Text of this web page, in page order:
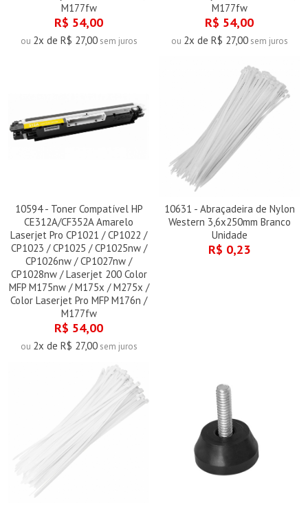
M177fw
R$ 54,00
ou 2x de R$ 27,00sem juros
M177fw
R$ 54,00
ou 2x de R$ 27,00sem juros
10594 - Toner Compatível HP
CE312A/CF352A Amarelo
Laserjet Pro CP1021 / CP1022 /
CP1023 / CP1025 / CP1025nw /
CP1026nw / CP1027nw /
CP1028nw / Laserjet 200 Color
MFP M175nw / M175x / M275x /
Color Laserjet Pro MFP M176n /
M177fw
R$ 54,00
ou 2x de R$ 27,00sem juros
10631 - Abraçadeira de Nylon
Western 3,6x250mm Branco
Unidade
R$ 0,23